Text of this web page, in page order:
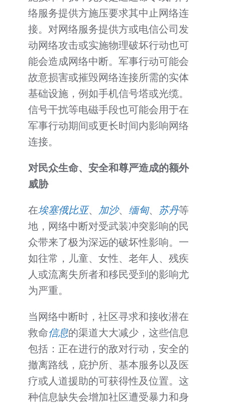
络服务提供方施压要求其中止网络连
接。对网络服务提供方或电信公司发
动网络攻击或实施物理破坏行动也可
能会造成网络中断。军事行动可能会
故意损害或摧毁网络连接所需的实体
基础设施，例如手机信号塔或光缆。
信号干扰等电磁手段也可能会用于在
军事行动期间或更长时间内影响网络
连接。
对民众生命、安全和尊严造成的额外
威胁
在埃塞俄比亚、 加沙、 缅甸、 苏丹等
地，网络中断对受武装冲突影响的民
众带来了极为深远的破坏性影响。一
如往常，儿童、女性、老年人、残疾
人或流离失所者和移民受到的影响尤
为严重。
当网络中断时，社区寻求和接收潜在
救命信息的渠道大大减少，这些信息
包括：正在进行的敌对行动，安全的
撤离路线，庇护所、基本服务以及医
疗或人道援助的可获得性及位置。这
种信息缺失会增加社区遭受暴力和身